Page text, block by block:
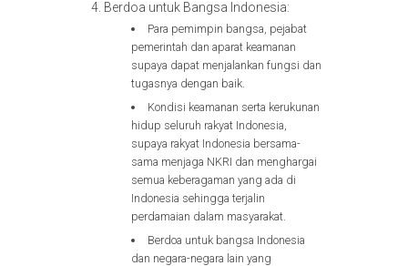
Berdoa untuk Bangsa Indonesia:
Para pemimpin bangsa, pejabat
pemerintah dan aparat keamanan
supaya dapat menjalankan fungsi dan
tugasnya dengan baik.
Kondisi keamanan serta kerukunan
hidup seluruh rakyat Indonesia,
supaya rakyat Indonesia bersama-
sama menjaga NKRI dan menghargai
semua keberagaman yang ada di
Indonesia sehingga terjalin
perdamaian dalam masyarakat.
Berdoa untuk bangsa Indonesia
dan negara-negara lain yang